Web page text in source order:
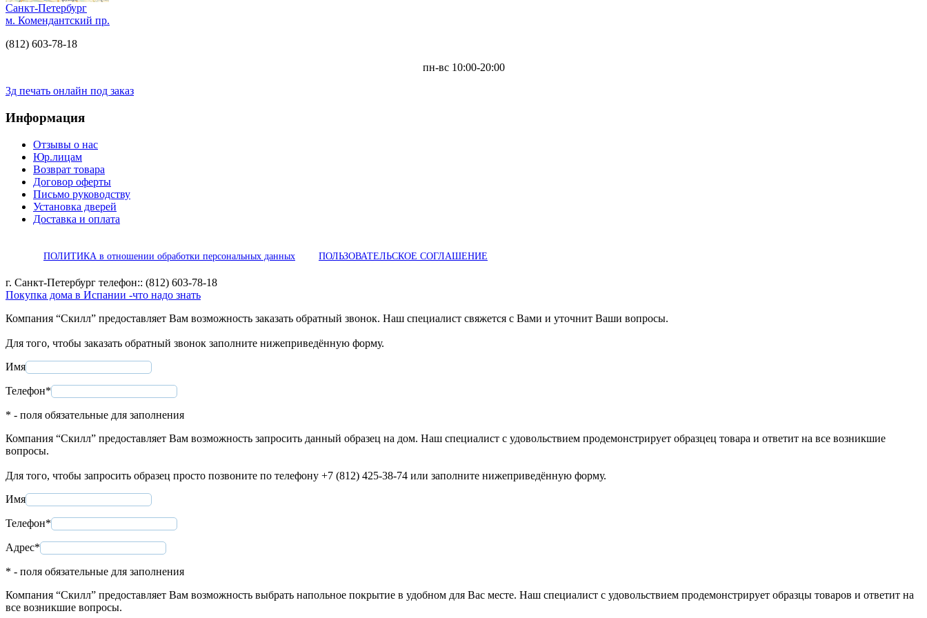
Санкт-Петербург
м. Комендантский пр.
(812) 603-78-18
пн-вс 10:00-20:00
3д печать онлайн под заказ
Информация
Отзывы о нас
Юр.лицам
Возврат товара
Договор оферты
Письмо руководству
Установка дверей
Доставка и оплата
ПОЛИТИКА в отношении обработки персональных данных ПОЛЬЗОВАТЕЛЬСКОЕ СОГЛАШЕНИЕ
г. Санкт-Петербург телефон:: (812) 603-78-18
Покупка дома в Испании -что надо знать
Компания “Скилл” предоставляет Вам возможность заказать обратный звонок. Наш специалист свяжется с Вами и уточнит Ваши вопросы.
Для того, чтобы заказать обратный звонок заполните нижеприведённую форму.
Имя
Телефон*
* - поля обязательные для заполнения
Компания “Скилл” предоставляет Вам возможность запросить данный образец на дом. Наш специалист с удовольствием продемонстрирует образцец товара и ответит на все возникшие
вопросы.
Для того, чтобы запросить образец просто позвоните по телефону +7 (812) 425-38-74 или заполните нижеприведённую форму.
Имя
Телефон*
Адрес*
* - поля обязательные для заполнения
Компания “Скилл” предоставляет Вам возможность выбрать напольное покрытие в удобном для Вас месте. Наш специалист с удовольствием продемонстрирует образцы товаров и ответит на
все возникшие вопросы.